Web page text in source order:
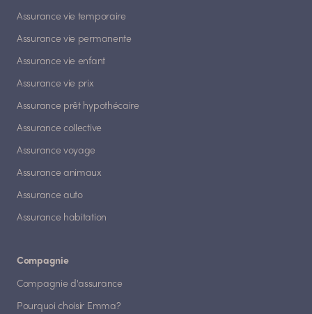
Assurance vie temporaire
Assurance vie permanente
Assurance vie enfant
Assurance vie prix
Assurance prêt hypothécaire
Assurance collective
Assurance voyage
Assurance animaux
Assurance auto
Assurance habitation
Compagnie
Compagnie d'assurance
Pourquoi choisir Emma?